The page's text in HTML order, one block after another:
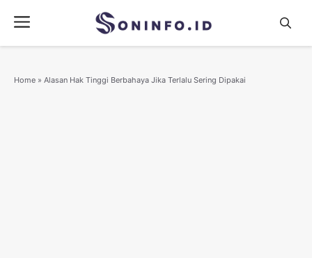
content
Menu
Home » Alasan Hak Tinggi Berbahaya Jika Terlalu Sering Dipakai